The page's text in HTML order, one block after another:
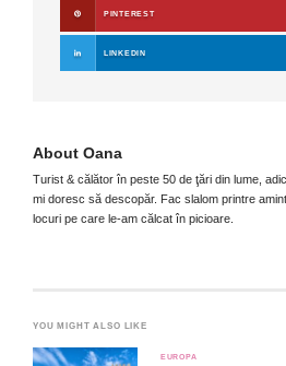
PINTEREST
LINKEDIN
About Oana
Turist & călător în peste 50 de ţări din lume,
mi doresc să descopăr. Fac slalom printre
locuri pe care le-am călcat în picioare.
YOU MIGHT ALSO LIKE
EUROPA